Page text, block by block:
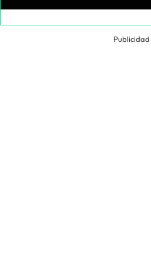
Publicidad